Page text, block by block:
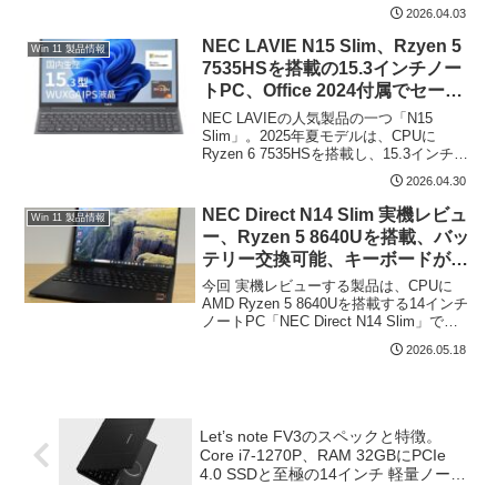
Celeron N5100、ストレージはeMM...
2026.04.03
Win 11 製品情報
NEC LAVIE N15 Slim、Rzyen 5
7535HSを搭載の15.3インチノー
トPC、Office 2024付属でセール
価格は 119,800円
NEC LAVIEの人気製品の一つ「N15
Slim」。2025年夏モデルは、CPUに
Ryzen 6 7535HSを搭載し、15.3インチ液
晶のアスペクト比は 16:10です。2026年4
月30日現在、当製品のメモリ 16GB /
SSD ...
2026.04.30
Win 11 製品情報
NEC Direct N14 Slim 実機レビュ
ー、Ryzen 5 8640Uを搭載、バッ
テリー交換可能、キーボードが快
適な14型ノートPC
今回 実機レビューする製品は、CPUに
AMD Ryzen 5 8640Uを搭載する14インチ
ノートPC「NEC Direct N14 Slim」で
す。Zen 4 アーキテクチャのCPU、最大
16 TOPSとなるAI NPUに加え、底板を
2026.05.18
Let’s note FV3のスペックと特徴。
Core i7-1270P、RAM 32GBにPCIe
4.0 SSDと至極の14インチ 軽量ノート